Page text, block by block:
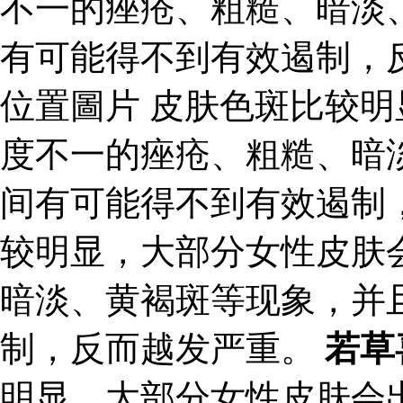
不一的痤疮、粗糙、暗淡
有可能得不到有效遏制，
位置圖片 皮肤色斑比较
度不一的痤疮、粗糙、
间有可能得不到有效遏
较明显，大部分女性皮肤
暗淡、黄褐斑等现象，
制，反而越发严重。 若